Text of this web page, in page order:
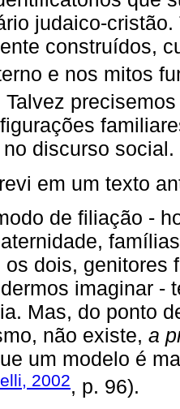
judaico-
construídos,
e nos mitos
Talvez
discurso social.
em um texto
de filiação -
os dois, genitores
imaginar -
Mas, do ponto
não existe, a
um modelo é
2002, p. 96).